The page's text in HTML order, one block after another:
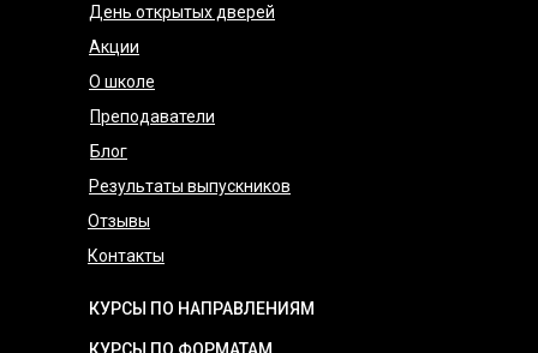
КУРСЫ ПО НАПРАВЛЕНИЯМ
День открытых дверей
Акции
О школе
Преподаватели
Блог
Результаты выпускников
Отзывы
Контакты